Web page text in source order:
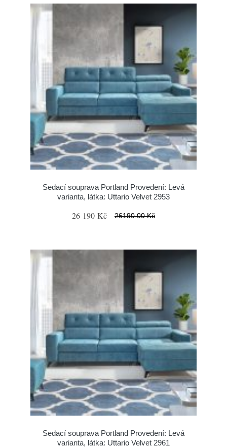
Sedací souprava Portland Provedení: Levá
varianta, látka: Uttario Velvet 2953
26 190 Kč 26190.00 Kč
Sedací souprava Portland Provedení: Levá
varianta, látka: Uttario Velvet 2961